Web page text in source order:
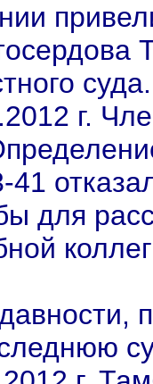
г.
41
для